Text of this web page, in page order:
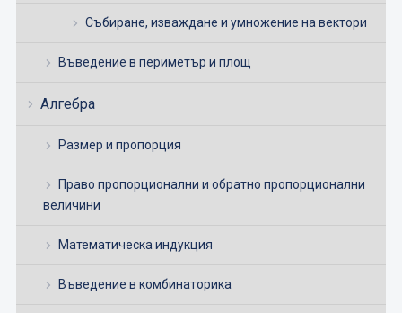
Събиране, изваждане и умножение на вектори
Въведение в периметър и площ
Алгебра
Размер и пропорция
Право пропорционални и обратно пропорционални
величини
Математическа индукция
Въведение в комбинаторика